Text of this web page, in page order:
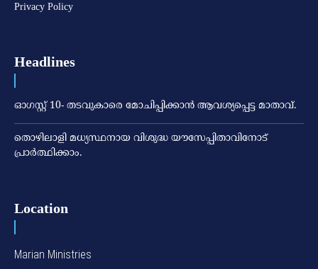
Privacy Policy
Headlines
ഓഗസ്റ്റ് 10- തടവുകാരെ മോചിപ്പിക്കാന്‍ ആവശ്യപ്പെട്ട മാതാവ്.
തൊഴിലാളി മധ്യസ്ഥനായ വിശുദ്ധ യൗസേപ്പിതാവിനോട്
പ്രാര്‍ത്ഥിക്കാം.
Location
Marian Ministries